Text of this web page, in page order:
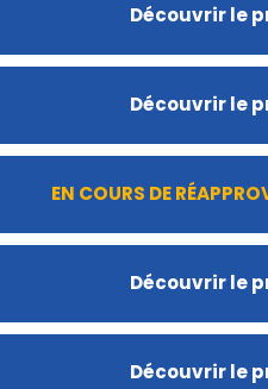
Découvrir le
Découvrir le
EN COURS DE
Découvrir le
Découvrir le